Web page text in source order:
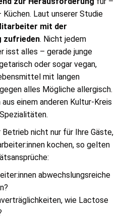
Laut unserer Studie
mit der
zufrieden. Nicht jedem
isst alles – gerade junge
oder sogar vegan,
mit langen
alles Mögliche allergisch.
einem anderen Kultur-Kreis
nicht nur für Ihre Gäste,
kochen, so gelten
abwechslungsreiche
wie Lactose